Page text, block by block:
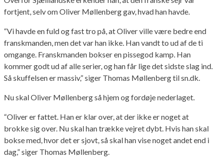
fortjent, selv om Oliver Møllenberg gav, hvad han havde.
“Vi havde en fuld og fast tro på, at Oliver ville være bedre end
franskmanden, men det var han ikke. Han vandt to ud af de ti
omgange. Franskmanden bokser en pissegod kamp. Han
kommer godt ud af alle serier, og han får lige det sidste slag ind.
Så skuffelsen er massiv,” siger Thomas Møllenberg til sn.dk.
Nu skal Oliver Møllenberg så hjem og fordøje nederlaget.
“Oliver er fattet. Han er klar over, at der ikke er noget at
brokke sig over. Nu skal han trække vejret dybt. Hvis han skal
bokse med, hvor det er sjovt, så skal han vise noget andet end i
dag,” siger Thomas Møllenberg.